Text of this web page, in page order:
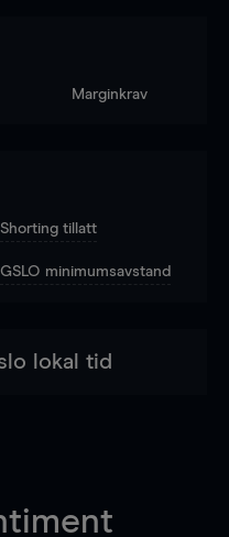
Marginkrav
Shorting tillatt
GSLO minimumsavstand
lokal tid